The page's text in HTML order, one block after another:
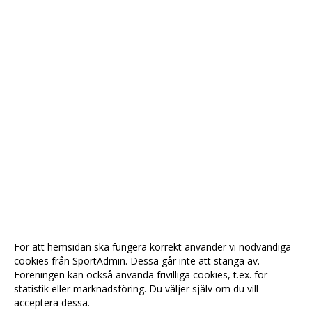
För att hemsidan ska fungera korrekt använder vi nödvändiga
cookies från SportAdmin. Dessa går inte att stänga av.
Föreningen kan också använda frivilliga cookies, t.ex. för
statistik eller marknadsföring. Du väljer själv om du vill
acceptera dessa.